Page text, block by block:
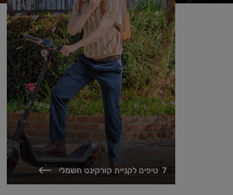
7 טיפים לקניית קורקינט חשמלי
הקורקינטים החשמליים הפכו בשנים האחרונות לכלי תחבורה